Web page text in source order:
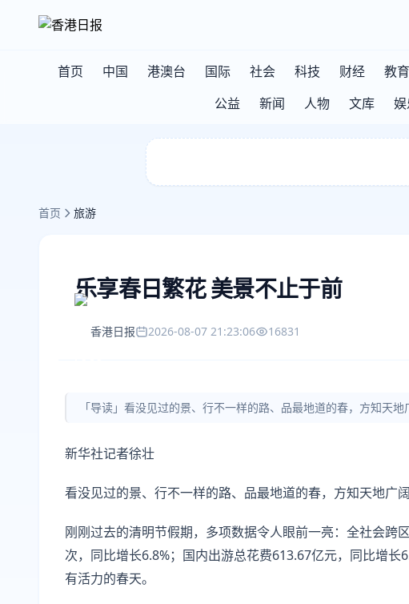
首页 中国 港澳台 国际 社会 科技 财经 教育
公益
新闻 人物 文库
首页 旅游
乐享春日繁花 美景不止于前
香港日报 2026-08-07 21:23:06 16831
「导读」看没见过的景、行不一样的路、品最地道的春，方知天地
新华社记者徐壮
看没见过的景、行不一样的路、品最地道的春，方知天地广阔
刚刚过去的清明节假期，多项数据令人眼前一亮：全社会跨
次，同比增长6.8%；国内出游总花费613.67亿元，同比增
有活力的春天。